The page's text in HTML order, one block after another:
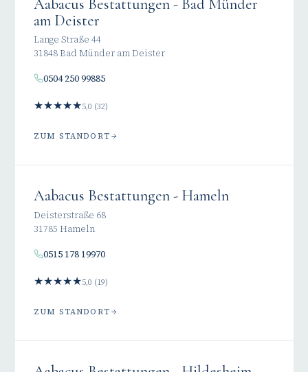
am Deister
Lange Straße 44
31848 Bad Münder am Deister
0504 250 99885
★★★★★5,0 (32)
ZUM STANDORT
Aabacus Bestattungen - Hameln
Deisterstraße 68
31785 Hameln
0515 178 19970
★★★★★5,0 (19)
ZUM STANDORT